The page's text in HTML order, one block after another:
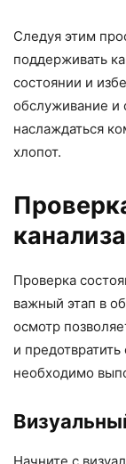
Следуя этим
поддерживать
состоянии и
обслуживание и
наслаждаться
хлопот.
Проверка
важный этап в
осмотр
и
необходимо